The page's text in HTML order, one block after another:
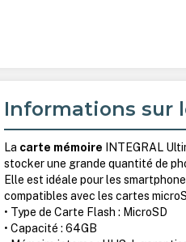
Informations sur
La carte mémoire
INTEGRAL
stocker une grande quantité de
Elle est idéale pour les
compatibles avec les cartes
• Type de Carte Flash : MicroSD
• Capacité : 64GB